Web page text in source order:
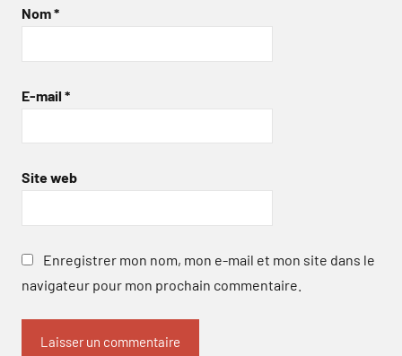
Nom*
E-mail *
Site web
Enregistrer mon nom, mon e-mail et mon site dans le
navigateur pour mon prochain commentaire.